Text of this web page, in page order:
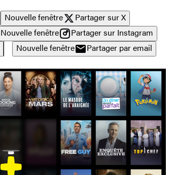
Nouvelle fenêtre
Partager sur X
Nouvelle fenêtre
Partager sur Instagram
Nouvelle fenêtre Partager par email